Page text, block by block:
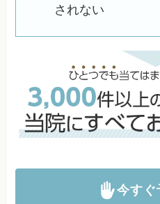
されない
今すぐ